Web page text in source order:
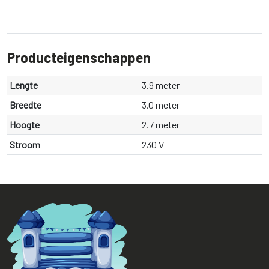
Producteigenschappen
Lengte
3.9 meter
Breedte
3.0 meter
Hoogte
2.7 meter
Stroom
230 V